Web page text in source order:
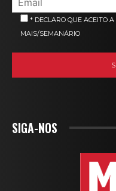
* DECLARO QUE ACEITO A
MAIS/SEMANÁRIO
SIGA-NOS